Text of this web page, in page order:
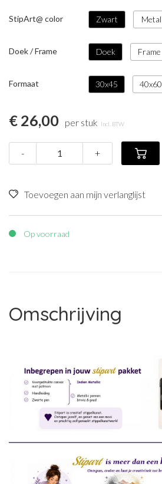
StipArt@ color Zwart Metal
Doek / Frame Doek Frame
Formaat 30x45 40x60
€ 26,00 per stuk Incl. BTW
- +
Toevoegen aan mijn verlanglijst
Op voorraad
Omschrijving